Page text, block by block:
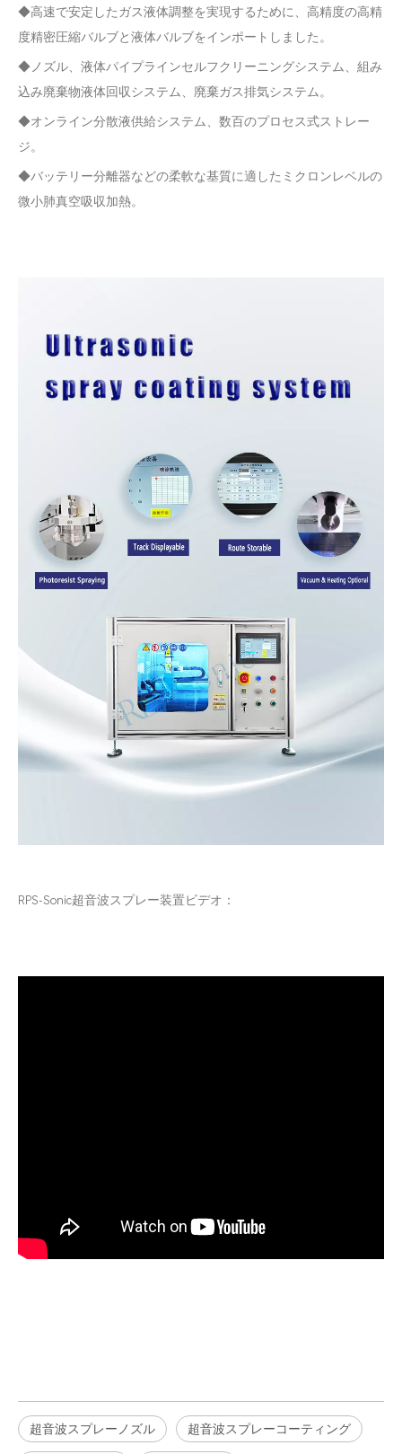
◆高速で安定したガス液体調整を実現するために、高精度の高精
度精密圧縮バルブと液体バルブをインポートしました。
◆ノズル、液体パイプラインセルフクリーニングシステム、組み
込み廃棄物液体回収システム、廃棄ガス排気システム。
◆オンライン分散液供給システム、数百のプロセス式ストレー
ジ。
◆バッテリー分離器などの柔軟な基質に適したミクロンレベルの
微小肺真空吸収加熱。
RPS-Sonic超音波スプレー装置ビデオ：
超音波スプレーノズル 超音波スプレーコーティング